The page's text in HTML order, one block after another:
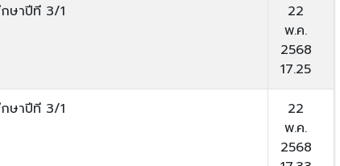
ษาปีที 3/1
22
พ.ค.
2568
17.25
ษาปีที 3/1
22
พ.ค.
2568